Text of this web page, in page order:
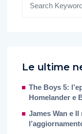
Le ultime
The Boys 5:
Homelander e
James Wan e